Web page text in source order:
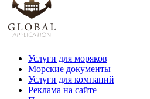
Услуги для моряков
Морские документы
Услуги для компаний
Реклама на сайте